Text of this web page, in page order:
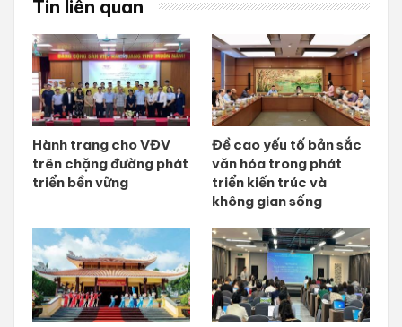
Tin liên quan
Hành trang cho VĐV
trên chặng đường phát
triển bền vững
Đề cao yếu tố bản sắc
văn hóa trong phát
triển kiến trúc và
không gian sống